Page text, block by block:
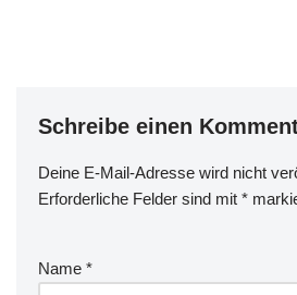
Schreibe einen
Deine E-Mail-Adresse wird nicht
Erforderliche Felder sind mit *
Name *